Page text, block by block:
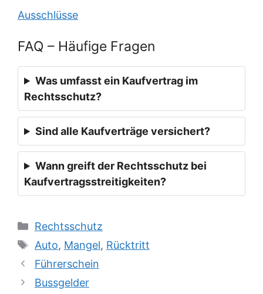
Ausschlüsse
FAQ – Häufige Fragen
Was umfasst ein Kaufvertrag im
Rechtsschutz?
Sind alle Kaufverträge versichert?
Wann greift der Rechtsschutz bei
Kaufvertragsstreitigkeiten?
Kategorien
Rechtsschutz
Schlagwörter
Auto, Mangel, Rücktritt
Führerschein
Bussgelder